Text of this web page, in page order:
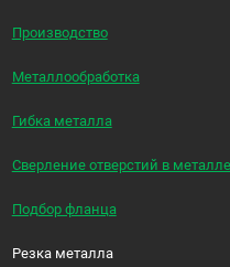
Производство
Металлообработка
Гибка металла
Сверление отверстий в металле
Подбор фланца
Резка металла